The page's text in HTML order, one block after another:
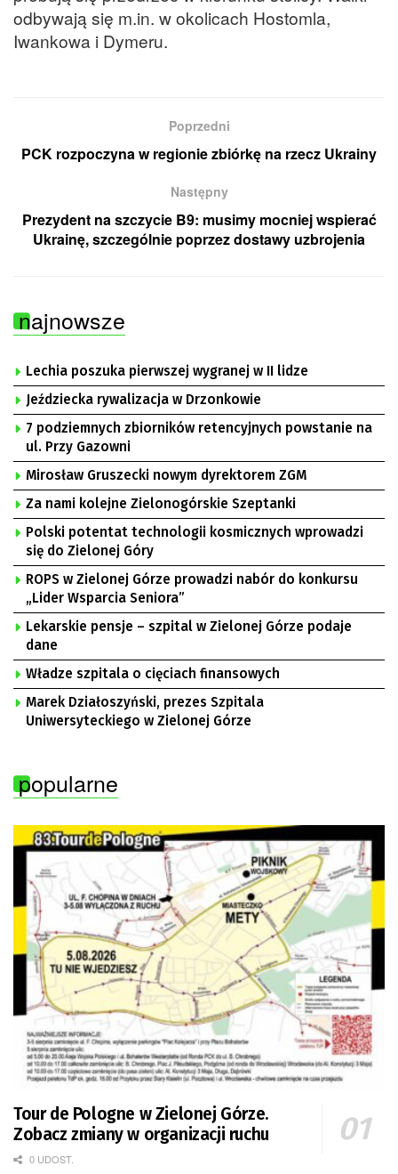
odbywają się m.in. w okolicach Hostomla,
Iwankowa i Dymeru.
Poprzedni
PCK rozpoczyna w regionie zbiórkę na rzecz Ukrainy
Następny
Prezydent na szczycie B9: musimy mocniej wspierać
Ukrainę, szczególnie poprzez dostawy uzbrojenia
najnowsze
Lechia poszuka pierwszej wygranej w II lidze
Jeździecka rywalizacja w Drzonkowie
7 podziemnych zbiorników retencyjnych powstanie na
ul. Przy Gazowni
Mirosław Gruszecki nowym dyrektorem ZGM
Za nami kolejne Zielonogórskie Szeptanki
Polski potentat technologii kosmicznych wprowadzi
się do Zielonej Góry
ROPS w Zielonej Górze prowadzi nabór do konkursu
„Lider Wsparcia Seniora”
Lekarskie pensje – szpital w Zielonej Górze podaje
dane
Władze szpitala o cięciach finansowych
Marek Działoszyński, prezes Szpitala
Uniwersyteckiego w Zielonej Górze
popularne
Tour de Pologne w Zielonej Górze.
Zobacz zmiany w organizacji ruchu
0 UDOST.